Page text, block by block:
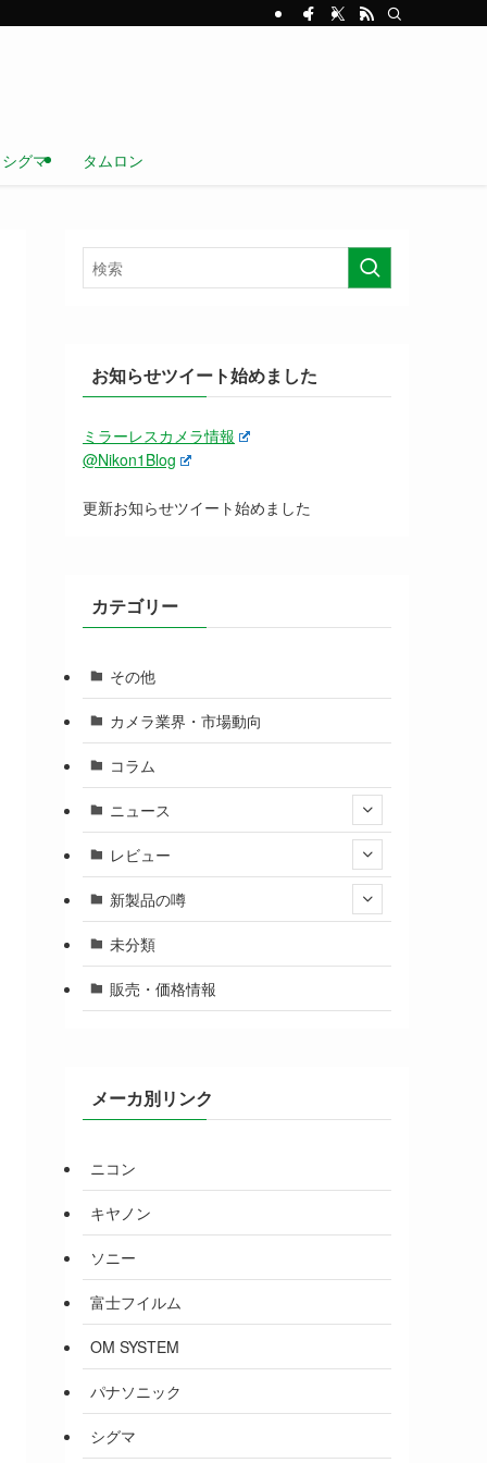
シグマ タムロン
お知らせツイート始めました
ミラーレスカメラ情報
@Nikon1Blog
更新お知らせツイート始めました
カテゴリー
その他
カメラ業界・市場動向
コラム
ニュース
レビュー
新製品の噂
未分類
販売・価格情報
メーカ別リンク
ニコン
キヤノン
ソニー
富士フイルム
OM SYSTEM
パナソニック
シグマ